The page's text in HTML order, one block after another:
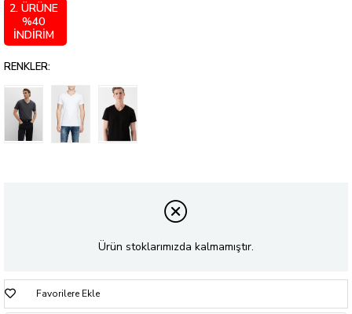
2. ÜRÜNE
%40
İNDİRİM
RENKLER:
Ürün stoklarımızda kalmamıştır.
Favorilere Ekle